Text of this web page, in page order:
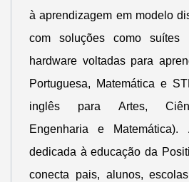
à aprendizagem em modelo
com soluções como suítes
hardware voltadas para
Portuguesa, Matemática e
inglês para Artes,
Engenharia e
dedicada à educação da
conecta pais, alunos,